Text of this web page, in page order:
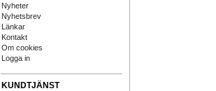
Nyheter
Nyhetsbrev
Länkar
Kontakt
Om cookies
Logga in
KUNDTJÄNST